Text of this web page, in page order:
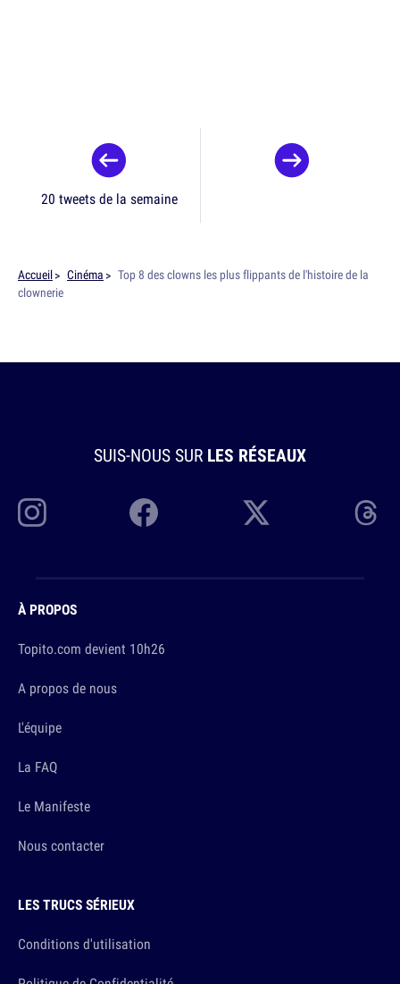
20 tweets de la semaine
Accueil Cinéma
Top 8 des clowns les plus flippants de l'histoire de la
clownerie
SUIS-NOUS SUR LES RÉSEAUX
À PROPOS
Topito.com devient 10h26
A propos de nous
L'équipe
La FAQ
Le Manifeste
Nous contacter
LES TRUCS SÉRIEUX
Conditions d'utilisation